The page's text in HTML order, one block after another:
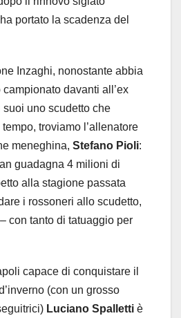
portato la scadenza del
Inzaghi, nonostante abbia
davanti all’ex
suoi uno scudetto che
troviamo l’allenatore
meneghina, Stefano Pioli:
guadagna 4 milioni di
alla stagione passata
i rossoneri allo scudetto,
con tanto di tatuaggio per
capace di conquistare il
(con un grosso
Luciano Spalletti è